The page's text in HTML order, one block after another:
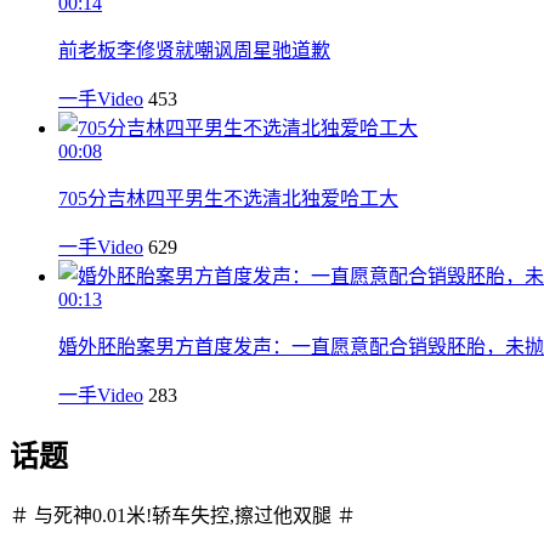
前老板李修贤就嘲讽周星驰道歉
一手Video 453
00:08
705分吉林四平男生不选清北独爱哈工大
一手Video 629
00:13
婚外胚胎案男方首度发声：一直愿意配合销毁胚胎，未
一手Video 283
话题
＃ 与死神0.01米!轿车失控,擦过他双腿 ＃